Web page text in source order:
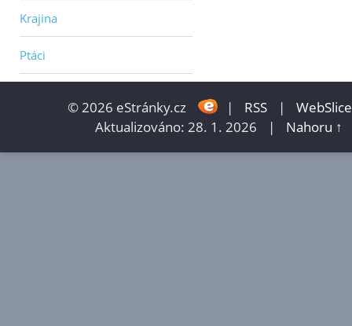
Krajina
Ptáci
© 2026 eStránky.cz | RSS |
WebSlice
Aktualizováno: 28. 1. 2026
| Nahoru ↑